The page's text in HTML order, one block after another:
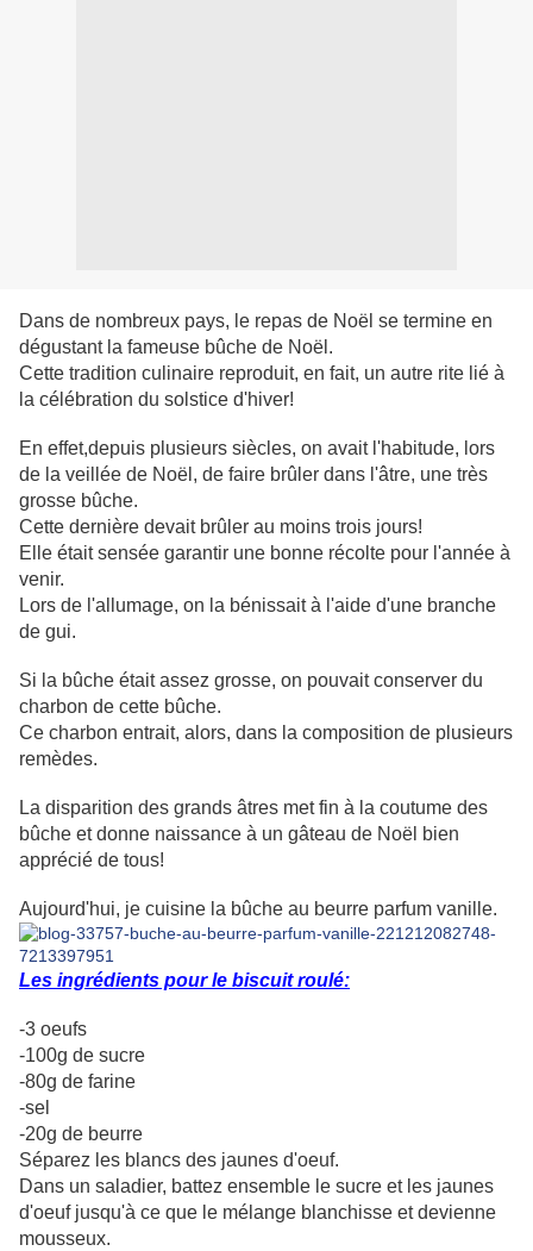
Dans de nombreux pays, le repas de Noël se termine en
dégustant la fameuse bûche de Noël.
Cette tradition culinaire reproduit, en fait, un autre rite lié à
la célébration du solstice d'hiver!
En effet,depuis plusieurs siècles, on avait l'habitude, lors
de la veillée de Noël, de faire brûler dans l'âtre, une très
grosse bûche.
Cette dernière devait brûler au moins trois jours!
Elle était sensée garantir une bonne récolte pour l'année à
venir.
Lors de l'allumage, on la bénissait à l'aide d'une branche
de gui.
Si la bûche était assez grosse, on pouvait conserver du
charbon de cette bûche.
Ce charbon entrait, alors, dans la composition de plusieurs
remèdes.
La disparition des grands âtres met fin à la coutume des
bûche et donne naissance à un gâteau de Noël bien
apprécié de tous!
Aujourd'hui, je cuisine la bûche au beurre parfum vanille.
Les ingrédients pour le biscuit roulé:
-3 oeufs
-100g de sucre
-80g de farine
-sel
-20g de beurre
Séparez les blancs des jaunes d'oeuf.
Dans un saladier, battez ensemble le sucre et les jaunes
d'oeuf jusqu'à ce que le mélange blanchisse et devienne
mousseux.